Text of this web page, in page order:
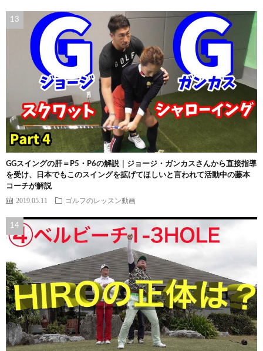
GGスイングの肝＝P5・P6の解説｜ジョージ・ガンカスさんから直接指導
を受け、日本でもこのスイングを拡げてほしいと言われて活動中の藤本
コーチが解説
2019.05.11 ゴルフのレッスン動画